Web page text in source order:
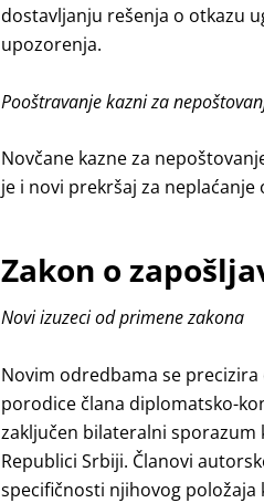
dostavljanju rešenja o otkazu
upozorenja.
Pooštravanje kazni za
Novčane kazne za
je i novi prekršaj za
Zakon o
Novi izuzeci od primene zakona
Novim odredbama se
porodice člana diplomatsko-
zaključen bilateralni sporazum
Republici Srbiji. Članovi
specifičnosti njihovog